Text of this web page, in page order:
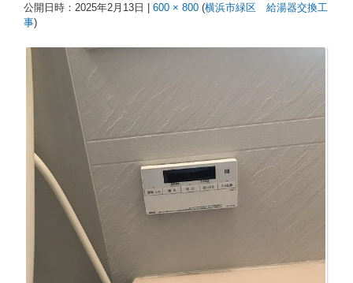
公開日時： 2025年2月13日 600 × 800 (横浜市緑区 給湯器交換工
事)